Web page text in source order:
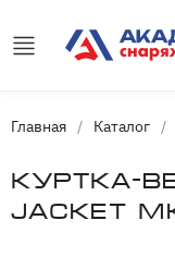
Главная / Каталог /
Куртка-
Jacket